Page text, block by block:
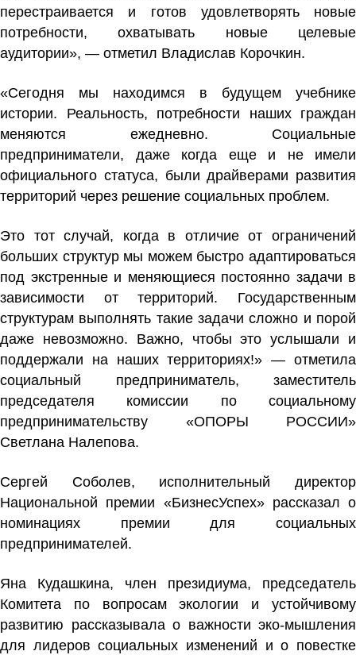
перестраивается и готов удовлетворять новые
потребности, охватывать новые целевые
аудитории», — отметил Владислав Корочкин.
«Сегодня мы находимся в будущем учебнике
истории. Реальность, потребности наших граждан
меняются ежедневно. Социальные
предприниматели, даже когда еще и не имели
официального статуса, были драйверами развития
территорий через решение социальных проблем.
Это тот случай, когда в отличие от ограничений
больших структур мы можем быстро адаптироваться
под экстренные и меняющиеся постоянно задачи в
зависимости от территорий. Государственным
структурам выполнять такие задачи сложно и порой
даже невозможно. Важно, чтобы это услышали и
поддержали на наших территориях!» — отметила
социальный предприниматель, заместитель
председателя комиссии по социальному
предпринимательству «ОПОРЫ РОССИИ»
Светлана Налепова.
Сергей Соболев, исполнительный директор
Национальной премии «БизнесУспех» рассказал о
номинациях премии для социальных
предпринимателей.
Яна Кудашкина, член президиума, председатель
Комитета по вопросам экологии и устойчивому
развитию рассказывала о важности эко-мышления
для лидеров социальных изменений и о повестке